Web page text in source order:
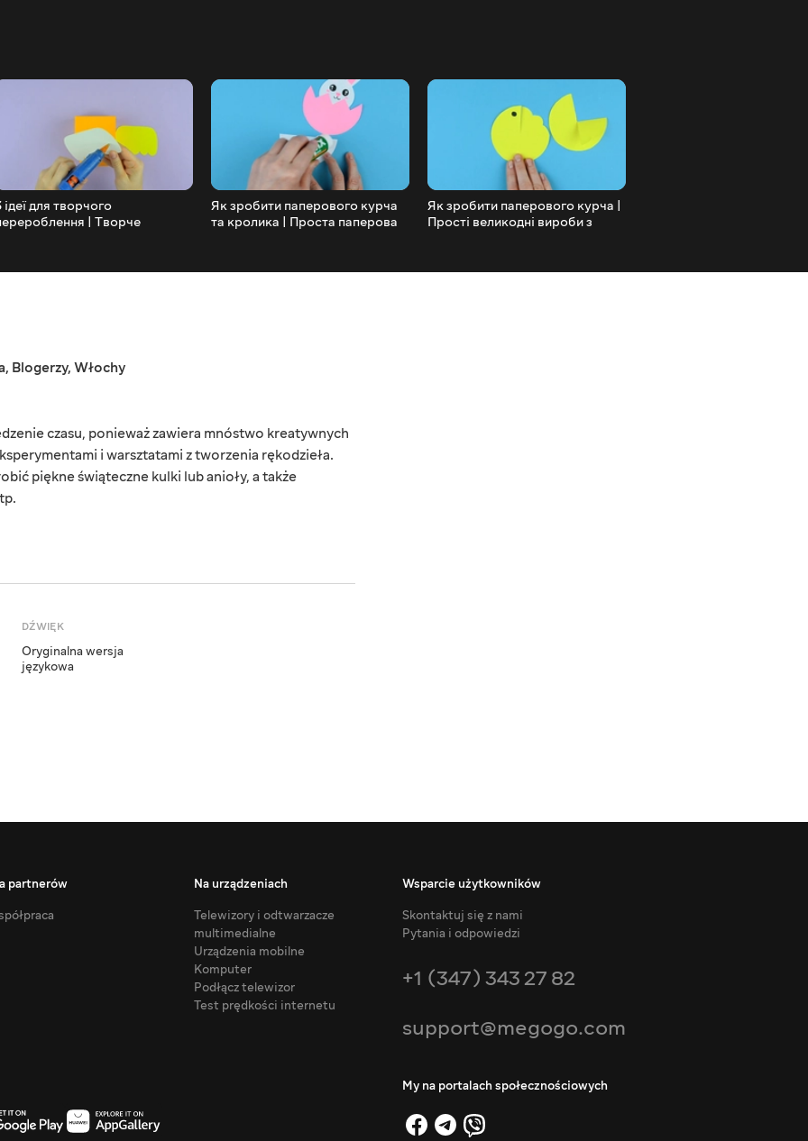
ідеї для творчого
| Творче
Як зробити паперового курча
та кролика | Проста паперова
Як зробити паперового курча |
Прості великодні вироби з
, Blogerzy, Włochy
czasu, ponieważ zawiera mnóstwo kreatywnych
i warsztatami z tworzenia rękodzieła.
piękne świąteczne kulki lub anioły, a także
DŹWIĘK
Oryginalna wersja
językowa
partnerów
Na urządzeniach
Telewizory i odtwarzacze
multimedialne
Urządzenia mobilne
Komputer
Podłącz telewizor
Test prędkości internetu
Wsparcie użytkowników
Skontaktuj się z nami
Pytania i odpowiedzi
+1 (347) 343 27 82
support@megogo.com
My na portalach społecznościowych